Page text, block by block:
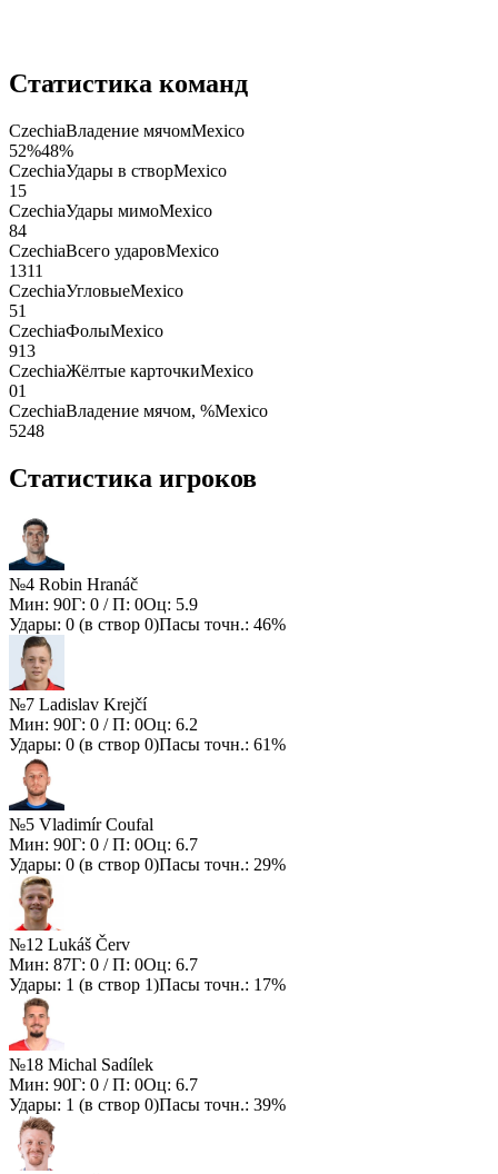
Статистика команд
CzechiaВладение мячомMexico
52%48%
CzechiaУдары в створMexico
1 5
CzechiaУдары мимоMexico
84
CzechiaВсего ударовMexico
1311
CzechiaУгловыеMexico
51
CzechiaФолыMexico
913
CzechiaЖёлтые карточкиMexico
01
CzechiaВладение мячом, %Mexico
5248
Статистика игроков
№4 Robin Hranáč
Мин: 90Г: 0 / П: 0Оц: 5.9
Удары: 0 (в створ 0)Пасы точн.: 46%
№7 Ladislav Krejčí
Мин: 90Г: 0 / П: 0Оц: 6.2
Удары: 0 (в створ 0)Пасы точн.: 61%
№5 Vladimír Coufal
Мин: 90Г: 0 / П: 0Оц: 6.7
Удары: 0 (в створ 0)Пасы точн.: 29%
№12 Lukáš Červ
Мин: 87Г: 0 / П: 0Оц: 6.7
Удары: 1 (в створ 1)Пасы точн.: 17%
№18 Michal Sadílek
Мин: 90Г: 0 / П: 0Оц: 6.7
Удары: 1 (в створ 0)Пасы точн.: 39%